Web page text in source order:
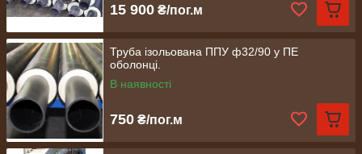
15 900 ₴/пог.м
Труба ізольована ППУ ф32/90 у ПЕ
оболонці.
В наявності
750 ₴/пог.м